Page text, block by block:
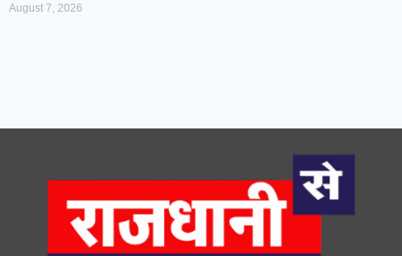
August 7, 2026